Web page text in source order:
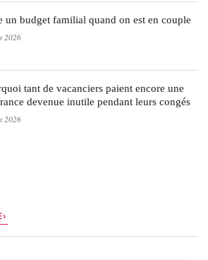
un budget familial quand on est en couple
2026
tant de vacanciers paient encore une
devenue inutile pendant leurs congés
2026